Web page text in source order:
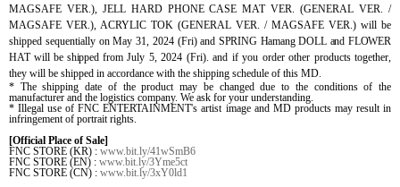
MAGSAFE VER.), JELL HARD PHONE CASE MAT VER. (GENERAL VER. /
MAGSAFE VER.), ACRYLIC TOK (GENERAL VER. / MAGSAFE VER.) will be
shipped sequentially on May 31, 2024 (Fri)and SPRING Hamang DOLL and FLOWER
HAT will be shipped fromJuly 5, 2024 (Fri). and if you order other products together,
they will be shipped in accordance with the shipping schedule of this MD.
* The shipping date of the product may be changed due to the conditions of the
manufacturer and the logistics company. We ask for your understanding.
* Illegal use of FNC ENTERTAINMENT's artist image and MD products may result in
infringement of portrait rights.
[Official Place of Sale]
FNC STORE (KR) : www.bit.ly/41wSmB6
FNC STORE (EN) : www.bit.ly/3Yme5ct
FNC STORE (CN) : www.bit.ly/3xY0ld1